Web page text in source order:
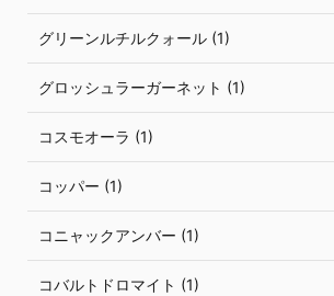
グリーンルチルクォール (1)
グロッシュラーガーネット (1)
コスモオーラ (1)
コッパー (1)
コニャックアンバー (1)
コバルトドロマイト (1)